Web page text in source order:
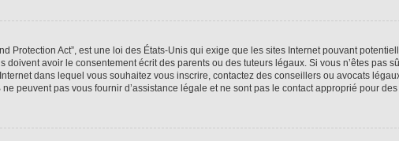
Protection Act”, est une loi des États-Unis qui exige que les sites Internet pouvant
doivent avoir le consentement écrit des parents ou des tuteurs légaux. Si vous n’êtes pas
dans lequel vous souhaitez vous inscrire, contactez des conseillers ou avocats
peuvent pas vous fournir d’assistance légale et ne sont pas le contact approprié pour